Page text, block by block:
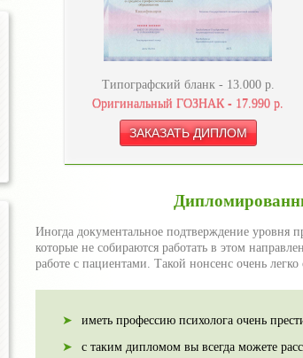
Типографский бланк - 13.000р.
Оригинальный ГОЗНАК - 17.990 р.
Иногда документальное подтверждение уровня
которые не собираются работать в этом
работе с пациентами. Такой нонсенс очень легко
иметь профессию психолога очень
с таким дипломом вы всегда можете